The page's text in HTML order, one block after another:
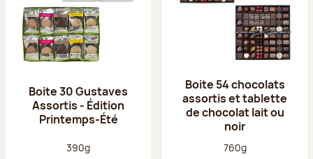
Boite 30 Gustaves
Assortis - Édition
Printemps-Été
Poids net :
390g
Boite 54 chocolats
assortis et tablette
de chocolat lait ou
noir
Poids net :
760g